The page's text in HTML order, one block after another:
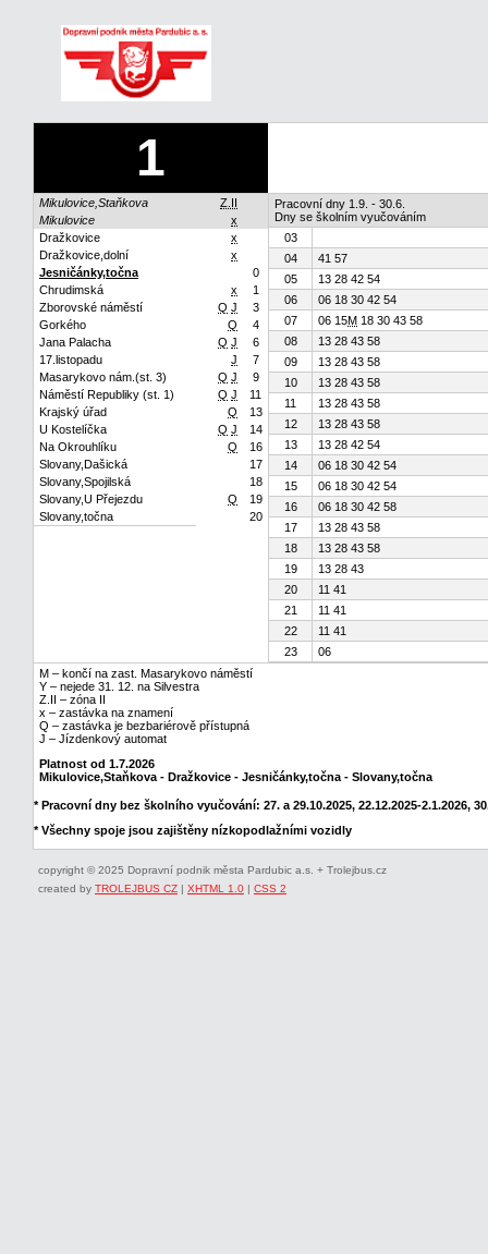
1
Mikulovice,Staňkova
Z.II
Mikulovice
x
Dražkovice
x
Dražkovice,dolní
x
Jesničánky,točna
0
Chrudimská
x
1
Zborovské náměstí
Q J
3
Gorkého
Q
4
Jana Palacha
Q J
6
17.listopadu
J
7
Masarykovo nám.(st. 3)
Q J
9
Náměstí Republiky (st. 1)
Q J
11
Krajský úřad
Q
13
U Kostelíčka
Q J
14
Na Okrouhlíku
Q
16
Slovany,Dašická
17
Slovany,Spojilská
18
Slovany,U Přejezdu
Q
19
Slovany,točna
20
Pracovní dny 1.9. - 30.6.
Dny se školním vyučováním
03
04
41 57
05
13 28 42 54
06
06 18 30 42 54
07
06 15M 18 30 43 58
08
13 28 43 58
09
13 28 43 58
10
13 28 43 58
11
13 28 43 58
12
13 28 43 58
13
13 28 42 54
14
06 18 30 42 54
15
06 18 30 42 54
16
06 18 30 42 58
17
13 28 43 58
18
13 28 43 58
19
13 28 43
20
11 41
21
11 41
22
11 41
23
06
M – končí na zast. Masarykovo náměstí
Y – nejede 31. 12. na Silvestra
Z.II – zóna II
x – zastávka na znamení
Q – zastávka je bezbariérově přístupná
J – Jízdenkový automat
Platnost od 1.7.2026
Mikulovice,Staňkova - Dražkovice - Jesničánky,točna - Slovany,točna
* Pracovní dny bez školního vyučování: 27. a 29.10.2025, 22.12.2025-2.1.2026,
* Všechny spoje jsou zajištěny nízkopodlažními vozidly
copyright © 2025 Dopravní podnik města Pardubic a.s. + Trolejbus.cz
created by TROLEJBUS CZ | XHTML 1.0 | CSS 2